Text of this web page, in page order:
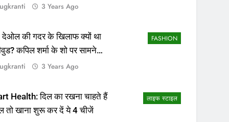
3 Years Ago
FASHION
देओल की गदर के खिलाफ क्यों था
कपिल शर्मा के शो पर सामने
3 Years Ago
लाइफ स्टाइल
Health: दिल का रखना चाहते हैं
तो खाना शुरू कर दें ये 4 चीजें